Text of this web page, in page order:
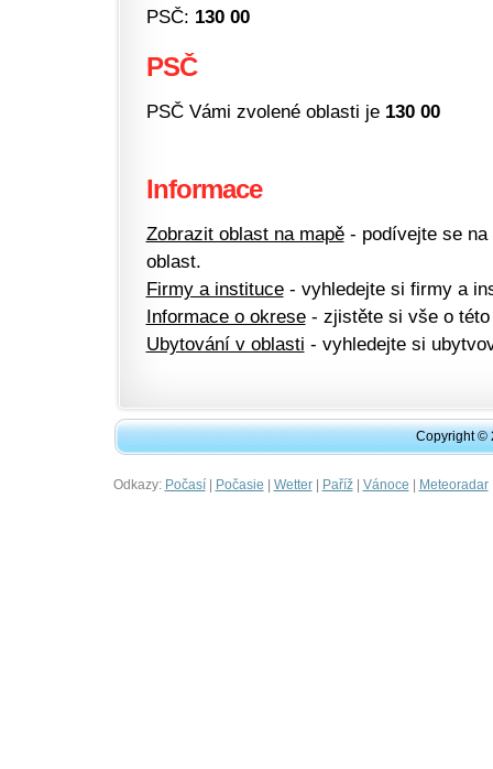
PSČ: 130 00
PSČ
PSČ Vámi zvolené oblasti je 130 00
Informace
Zobrazit oblast na mapě- podívejte se na
oblast.
Firmy a instituce- vyhledejte si firmy a
Informace o okrese- zjistěte si vše o této
Ubytování v oblasti - vyhledejte si
Copyright ©
Odkazy: Počasí| Počasie | Wetter| Paříž| Vánoce | Meteoradar